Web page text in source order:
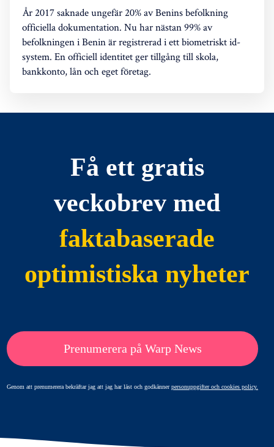
År 2017 saknade ungefär 20% av Benins befolkning
officiella dokumentation. Nu har nästan 99% av
befolkningen i Benin är registrerad i ett biometriskt id-
system. En officiell identitet ger tillgång till skola,
bankkonto, lån och eget företag.
Få ett gratis
veckobrev med
faktabaserade
optimistiska nyheter
Prenumerera på Warp News
Genom att prenumerera bekräftar jag att jag har läst och godkännerpersonuppgifter och cookies policy.